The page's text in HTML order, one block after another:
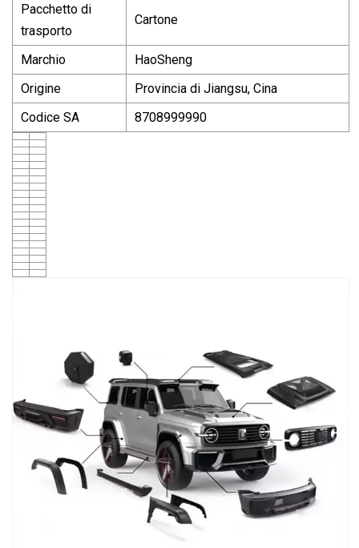
Pacchetto di
trasporto
Cartone
Marchio
HaoSheng
Origine
Provincia di Jiangsu, Cina
Codice SA
8708999990